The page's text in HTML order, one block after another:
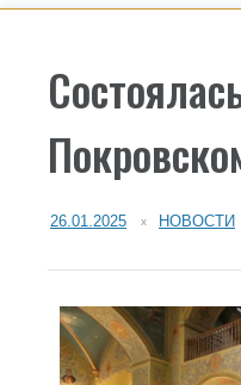
26.01.2025 НОВОСТИ